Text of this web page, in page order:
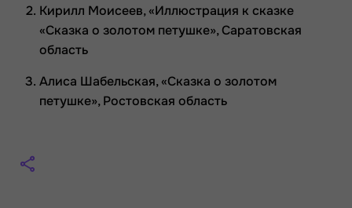
Кирилл Моисеев, «Иллюстрация к сказке
«Сказка о золотом петушке», Саратовская
область
Алиса Шабельская, «Сказка о золотом
петушке», Ростовская область